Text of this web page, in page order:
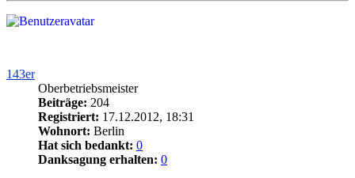
143er
Oberbetriebsmeister
Beiträge: 204
Registriert: 17.12.2012, 18:31
Wohnort: Berlin
Hat sich bedankt: 0
Danksagung erhalten: 0